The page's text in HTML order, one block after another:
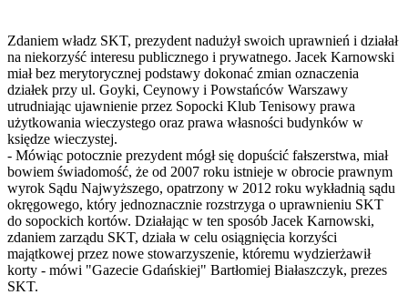
Zdaniem władz SKT, prezydent nadużył swoich uprawnień i działał
na niekorzyść interesu publicznego i prywatnego. Jacek Karnowski
miał bez merytorycznej podstawy dokonać zmian oznaczenia
działek przy ul. Goyki, Ceynowy i Powstańców Warszawy
utrudniając ujawnienie przez Sopocki Klub Tenisowy prawa
użytkowania wieczystego oraz prawa własności budynków w
księdze wieczystej.
- Mówiąc potocznie prezydent mógł się dopuścić fałszerstwa, miał
bowiem świadomość, że od 2007 roku istnieje w obrocie prawnym
wyrok Sądu Najwyższego, opatrzony w 2012 roku wykładnią sądu
okręgowego, który jednoznacznie rozstrzyga o uprawnieniu SKT
do sopockich kortów. Działając w ten sposób Jacek Karnowski,
zdaniem zarządu SKT, działa w celu osiągnięcia korzyści
majątkowej przez nowe stowarzyszenie, któremu wydzierżawił
korty - mówi "Gazecie Gdańskiej" Bartłomiej Białaszczyk, prezes
SKT.